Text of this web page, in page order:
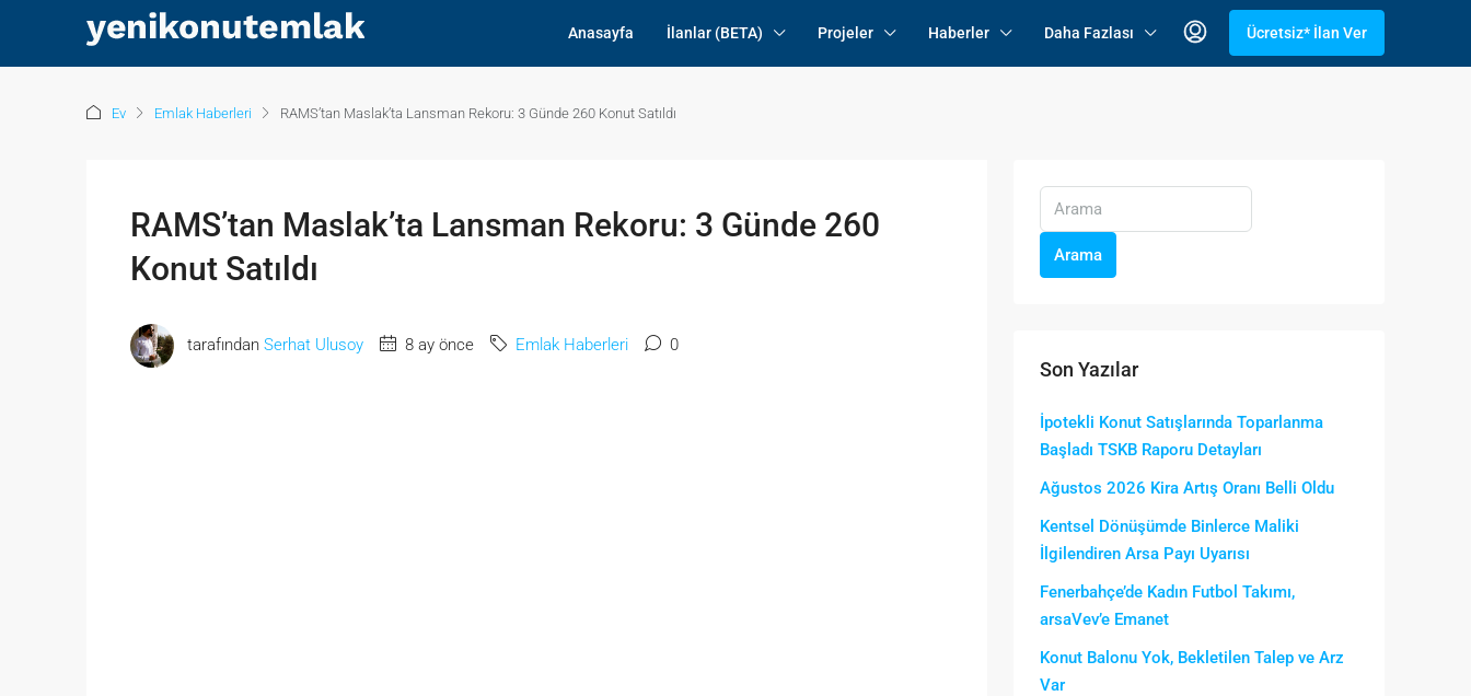
Anasayfa İlanlar (BETA) Projeler Haberler Daha Fazlası Ücretsiz* İlan Ver
Ev Emlak Haberleri RAMS’tan Maslak’ta Lansman Rekoru: 3 Günde 260 Konut Satıldı
RAMS’tan Maslak’ta Lansman Rekoru: 3 Günde 260
Konut Satıldı
tarafından Serhat Ulusoy 8 ay önce Emlak Haberleri 0
Arama
Son Yazılar
İpotekli Konut Satışlarında Toparlanma
Başladı TSKB Raporu Detayları
Ağustos 2026 Kira Artış Oranı Belli Oldu
Kentsel Dönüşümde Binlerce Maliki
İlgilendiren Arsa Payı Uyarısı
Fenerbahçe’de Kadın Futbol Takımı,
arsaVev’e Emanet
Konut Balonu Yok, Bekletilen Talep ve Arz
Var